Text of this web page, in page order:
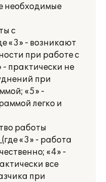
необходимые
с
«3» - возникают
при работе с
практически не
при
«5» -
легко и
работы
«3» - работа
«4» -
все
при